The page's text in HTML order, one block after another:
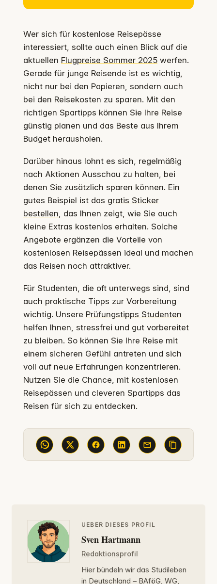
Wer sich für kostenlose Reisepässe
interessiert, sollte auch einen Blick auf die
aktuellen Flugpreise Sommer 2025 werfen.
Gerade für junge Reisende ist es wichtig,
nicht nur bei den Papieren, sondern auch
bei den Reisekosten zu sparen. Mit den
richtigen Spartipps können Sie Ihre Reise
günstig planen und das Beste aus Ihrem
Budget herausholen.
Darüber hinaus lohnt es sich, regelmäßig
nach Aktionen Ausschau zu halten, bei
denen Sie zusätzlich sparen können. Ein
gutes Beispiel ist das gratis Sticker
bestellen, das Ihnen zeigt, wie Sie auch
kleine Extras kostenlos erhalten. Solche
Angebote ergänzen die Vorteile von
kostenlosen Reisepässen ideal und machen
das Reisen noch attraktiver.
Für Studenten, die oft unterwegs sind, sind
auch praktische Tipps zur Vorbereitung
wichtig. Unsere Prüfungstipps Studenten
helfen Ihnen, stressfrei und gut vorbereitet
zu bleiben. So können Sie Ihre Reise mit
einem sicheren Gefühl antreten und sich
voll auf neue Erfahrungen konzentrieren.
Nutzen Sie die Chance, mit kostenlosen
Reisepässen und cleveren Spartipps das
Reisen für sich zu entdecken.
UEBER DIESES PROFIL
Sven Hartmann
Redaktionsprofil
Hier bündeln wir das Studileben
in Deutschland – BAföG, WG,